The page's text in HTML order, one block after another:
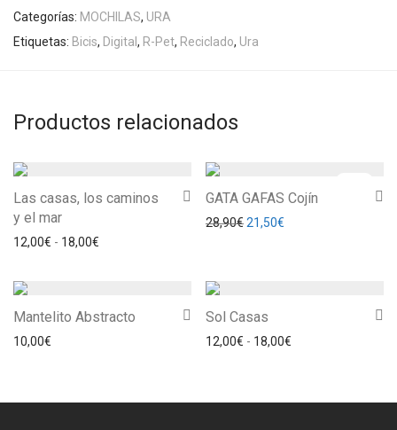
Categorías: MOCHILAS, URA
Etiquetas: Bicis, Digital , R-Pet, Reciclado, Ura
Productos relacionados
Las casas, los caminos
y el mar
12,00€ - 18,00€
GATA GAFAS Cojín
28,90€El precio original era:
21,50€
Mantelito Abstracto
10,00€
Sol Casas
12,00€ - 18,00€